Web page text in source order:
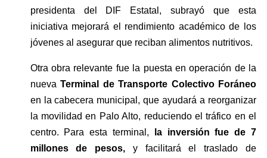
presidenta del DIF Estatal, subrayó que esta
iniciativa mejorará el rendimiento académico de los
jóvenes al asegurar que reciban alimentos nutritivos.
Otra obra relevante fue la puesta en operación de la
nueva
Terminal de Transporte Colectivo Foráneo
en la cabecera municipal, que ayudará a reorganizar
la movilidad en Palo Alto, reduciendo el tráfico en el
centro. Para esta terminal,
la inversión fue de 7
millones de pesos, y facilitará el traslado de